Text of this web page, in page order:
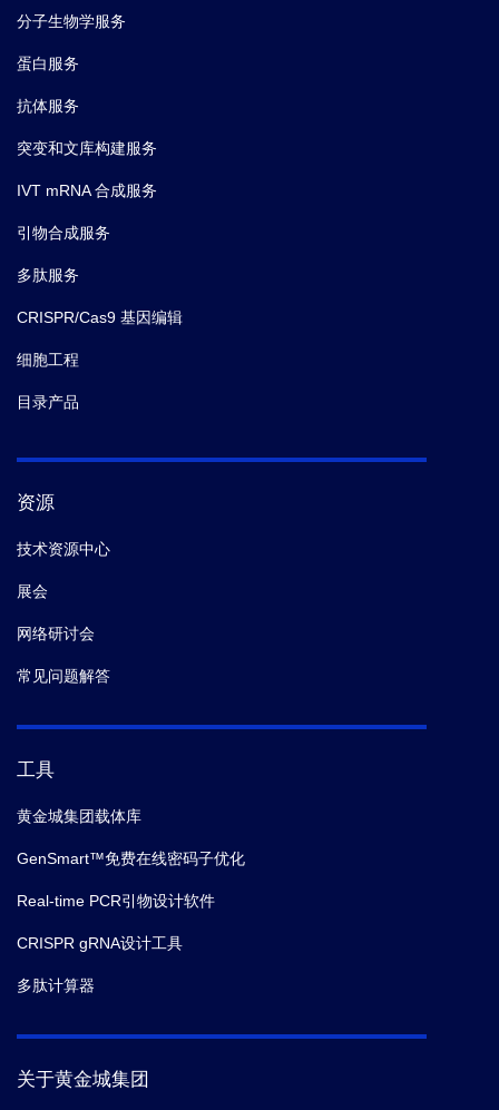
分子生物学服务
蛋白服务
抗体服务
突变和文库构建服务
IVT mRNA 合成服务
引物合成服务
多肽服务
CRISPR/Cas9 基因编辑
细胞工程
目录产品
资源
技术资源中心
展会
网络研讨会
常见问题解答
工具
黄金城集团载体库
GenSmart™免费在线密码子优化
Real-time PCR引物设计软件
CRISPR gRNA设计工具
多肽计算器
关于黄金城集团